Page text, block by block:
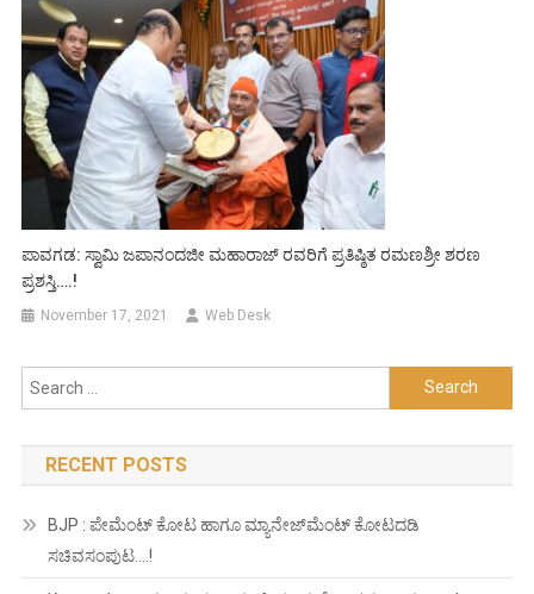
ಪಾವಗಡ: ಸ್ವಾಮಿ ಜಪಾನಂದಜೀ ಮಹಾರಾಜ್ ರವರಿಗೆ ಪ್ರತಿಷ್ಠಿತ ರಮಣಶ್ರೀ ಶರಣ
ಪ್ರಶಸ್ತಿ….!
November 17, 2021 Web Desk
Search
for:
RECENT POSTS
BJP : ಪೇಮೆಂಟ್ ಕೋಟ ಹಾಗೂ ಮ್ಯಾನೇಜ್‍ಮೆಂಟ್ ಕೋಟದಡಿ
ಸಚಿವಸಂಪುಟ….!